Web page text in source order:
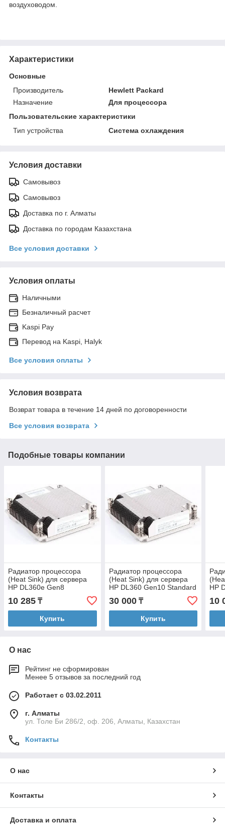
воздуховодом.
Характеристики
Основные
Производитель
Hewlett Packard
Назначение
Для процессора
Пользовательские характеристики
Тип устройства
Система охлаждения
Условия доставки
Самовывоз
Самовывоз
Доставка по г. Алматы
Доставка по городам Казахстана
Все условия доставки
Условия оплаты
Наличными
Безналичный расчет
Kaspi Pay
Перевод на Kaspi, Halyk
Все условия оплаты
Условия возврата
Возврат товара в течение 14 дней по договоренности
Все условия возврата
Подобные товары компании
Радиатор процессора
(Heat Sink) для сервера
HP DL360e Gen8
10 285 ₸
Купить
Радиатор процессора
(Heat Sink) для сервера
HP DL360 Gen10 Standard
30 000₸
Купить
HP
10
О нас
Рейтинг не сформирован
Менее 5 отзывов за последний год
Работает с 03.02.2011
г. Алматы
ул. Толе Би 286/2, оф. 206, Алматы, Казахстан
Контакты
О нас
Контакты
Доставка и оплата